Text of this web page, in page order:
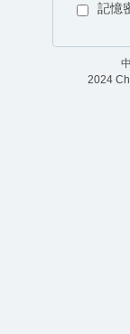
記憶
2024